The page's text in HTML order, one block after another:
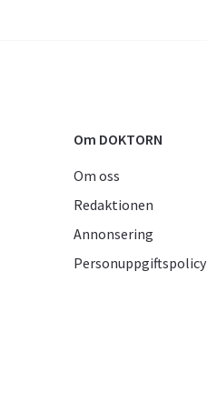
Om DOKTORN
Om oss
Redaktionen
Annonsering
Personuppgiftspolicy